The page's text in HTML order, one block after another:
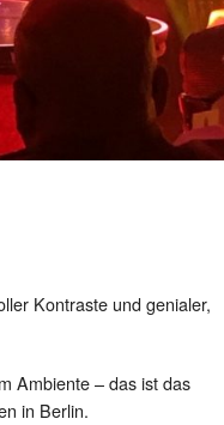
Kontraste und genialer,
Ambiente – das ist das
in Berlin.